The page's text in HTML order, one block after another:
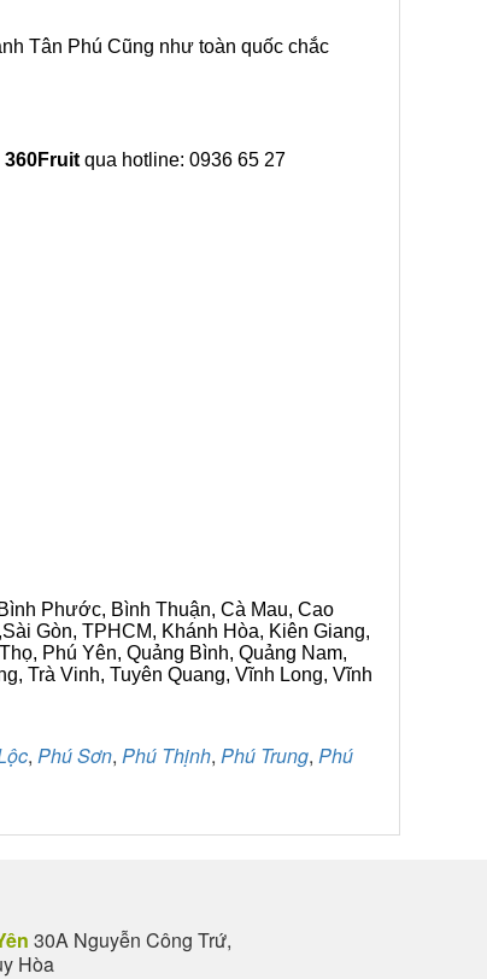
Tân Phú Cũng như toàn quốc chắc
360Fruit qua hotline: 0936 65 27
Phước, Bình Thuận, Cà Mau, Cao
Gòn, TPHCM, Khánh Hòa, Kiên Giang,
Phú Yên, Quảng Bình, Quảng Nam,
Trà Vinh, Tuyên Quang, Vĩnh Long, Vĩnh
, Phú Sơn, Phú Thịnh, Phú Trung, Phú
30A Nguyễn Công Trứ,
Hòa